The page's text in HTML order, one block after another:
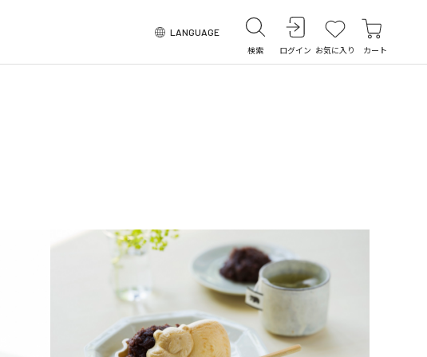
LANGUAGE
検索 ログイン お気に入り カート